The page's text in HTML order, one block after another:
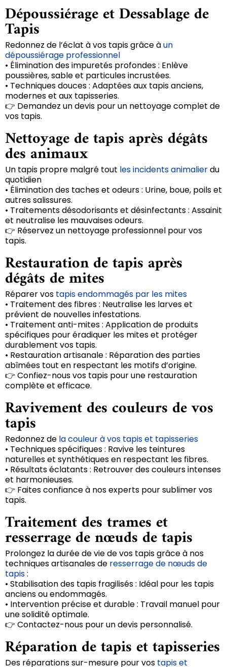
Dépoussiérage et Dessablage de
Tapis
Redonnez de l’éclat à vos tapis grâce àun
dépoussiérage professionnel
• Élimination des impuretés profondes : Enlève
poussières, sable et particules incrustées.
• Techniques douces : Adaptées aux tapis anciens,
modernes et aux tapisseries.
👉 Demandez un devis pour un nettoyage complet de
vos tapis.
Nettoyage de tapis après dégâts
des animaux
Un tapis propre malgré tout les incidents animalierdu
quotidien
• Élimination des taches et odeurs : Urine, boue, poils et
autres salissures.
• Traitements désodorisants et désinfectants : Assainit
et neutralise les mauvaises odeurs.
👉 Réservez un nettoyage professionnel pour vos
tapis.
Restauration de tapis après
dégâts de mites
Réparer vos tapis endommagés par les mites
• Traitement des fibres : Neutralise les larves et
prévient de nouvelles infestations.
• Traitement anti-mites : Application de produits
spécifiques pour éradiquer les mites et protéger
durablement vos tapis.
• Restauration artisanale : Réparation des parties
abîmées tout en respectant les motifs d’origine.
👉 Confiez-nous vos tapis pour une restauration
complète et efficace.
Ravivement des couleurs de vos
tapis
Redonnez de la couleur à vos tapis et tapisseries
• Techniques spécifiques : Ravive les teintures
naturelles et synthétiques en respectant les fibres.
• Résultats éclatants : Retrouver des couleurs intenses
et harmonieuses.
👉 Faites confiance à nos experts pour sublimer vos
tapis.
Traitement des trames et
resserrage de nœuds de tapis
Prolongez la durée de vie de vos tapis grâce à nos
techniques artisanales de resserrage de nœuds de
tapis:
• Stabilisation des tapis fragilisés : Idéal pour les tapis
anciens ou endommagés.
• Intervention précise et durable : Travail manuel pour
une solidité optimale.
👉 Contactez-nous pour un devis personnalisé.
Réparation de tapis et tapisseries
Des réparations sur-mesure pour vos tapis et